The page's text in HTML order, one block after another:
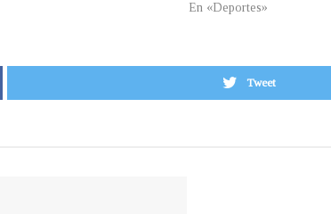
En «Deportes»
Tweet